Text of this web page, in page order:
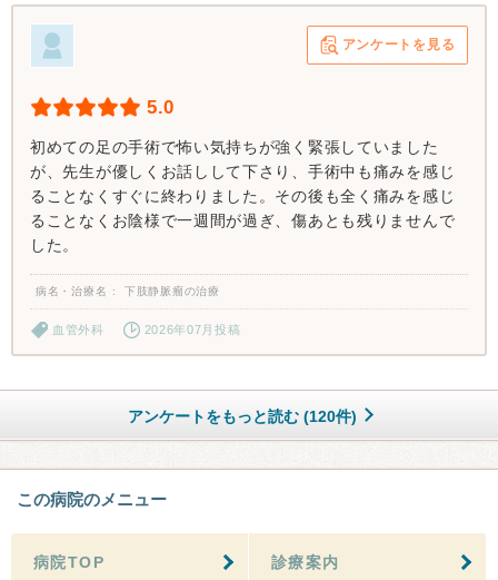
アンケートを見る
5.0
初めての足の手術で怖い気持ちが強く緊張していました
が、先生が優しくお話しして下さり、手術中も痛みを感じ
ることなくすぐに終わりました。その後も全く痛みを感じ
ることなくお陰様で一週間が過ぎ、傷あとも残りませんで
した。
病名・治療名 下肢静脈瘤の治療
血管外科 2026年07月投稿
アンケートをもっと読む (120件)
この病院のメニュー
病院TOP 診療案内